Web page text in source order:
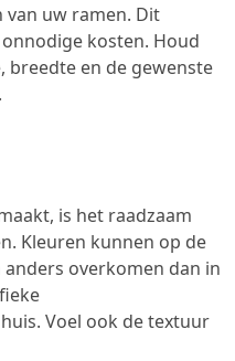
uw ramen. Dit
kosten. Houd
en de gewenste
is het raadzaam
Kleuren kunnen op de
overkomen dan in
Voel ook de textuur